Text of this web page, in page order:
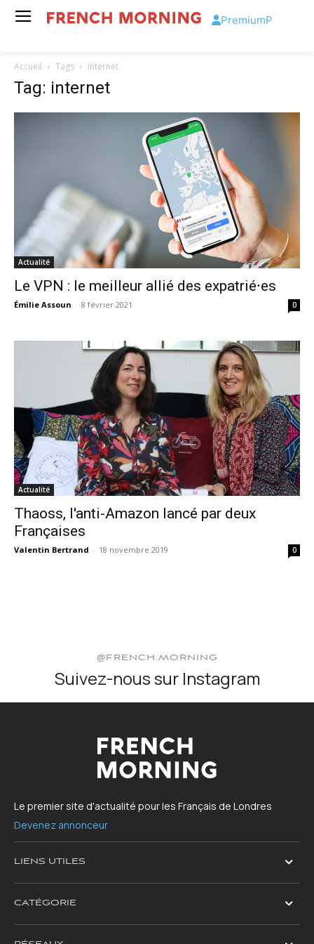
PremiumP
Accueil Tags Internet
Tag: internet
Actualité
Le VPN : le meilleur allié des expatrié⸱es
Émilie Assoun - 8 février 2021 0
Actualité
Thaoss, l'anti-Amazon lancé par deux
Françaises
Valentin Bertrand - 18 novembre 2019 0
@FRENCH.MORNING
Suivez-nous sur Instagram
Le premier site d'actualité pour les Français de Londres
Devenez annonceur
LIENS UTILES
CATÉGORIE